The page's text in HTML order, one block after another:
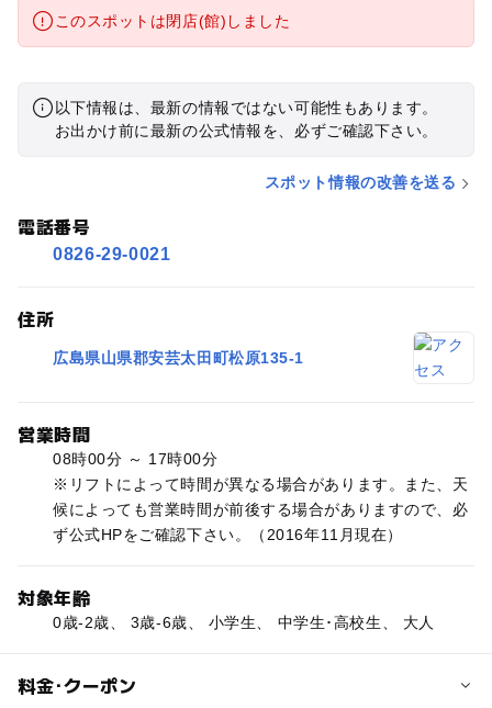
このスポットは閉店(館)しました
以下情報は、最新の情報ではない可能性もあります。
お出かけ前に最新の公式情報を、必ずご確認下さい。
スポット情報の改善を送る
電話番号
0826-29-0021
住所
広島県山県郡安芸太田町松原135-1
営業時間
08時00分 ～ 17時00分
※リフトによって時間が異なる場合があります。また、天
候によっても営業時間が前後する場合がありますので、必
ず公式HPをご確認下さい。（2016年11月現在）
対象年齢
0歳-2歳、 3歳-6歳、 小学生、 中学生･高校生、 大人
料金･クーポン